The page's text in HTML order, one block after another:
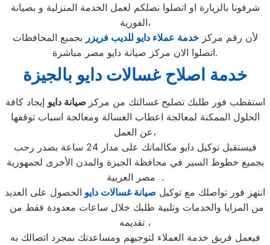
شرفونا بالزيارة او اتصلوا نصلكم لعمل الخدمة المنزلية و بصيانة
الفورية،
لأن رقم مركزخدمة عملاء دايو للديب فريزر بجميع المحافظات
اتصلوا الان مركز صيانة دايو مصر مباشرة.
خدمة اصلاح غسالات دايو بالجيزة
استقطب فور طلبك تصليح غسالتك من مركز صيانة دايو إيجاد كافة
الحلول الممكنة لمعالجة اعطاب الغسالة ومعالجة اسباب توقفها
عن العمل،
فيستقبل توكيل دايو مكالماتك على مدار 24 ساعة بصدر رحب
بجميع خطوط السير في محافظة الجيزة والمدن الأخرى لجمهورية
مصر العربية .
انتهز فور تواصلك مع توكيل صيانة غسالات دايو الحصول على العديد
تقديمه ،
فيعمل فريق خدمة العملاء لتوجيهم ومساعدتك بمجرد اتصالك به